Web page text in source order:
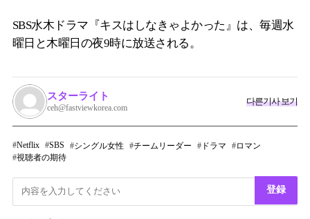
SBS水木ドラマ『キスはしなきゃよかった』は、毎週水
曜日と木曜日の夜9時に放送される。
スターライト
ceh@fastviewkorea.com
다른기사 보기
Netflix SBS シングル女性 チームリーダー ドラマ
ロマン
視聴者の期待
登録